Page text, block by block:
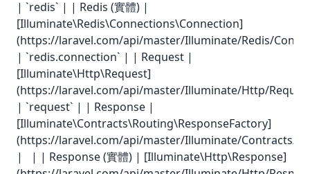
| `redis` | | Redis (實體) |
[Illuminate\Redis\Connections\Connection]
(https://laravel.com/api/master/Illuminate/Redis/
| `redis.connection` | | Request |
[Illuminate\Http\Request]
(https://laravel.com/api/master/Illuminate/Http/
| `request` | | Response |
[Illuminate\Contracts\Routing\ResponseFactory]
(https://laravel.com/api/master/Illuminate/Contracts/
| | | Response (實體) | [Illuminate\Http\Response]